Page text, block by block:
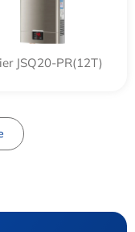
JSQ20-PR(12T)